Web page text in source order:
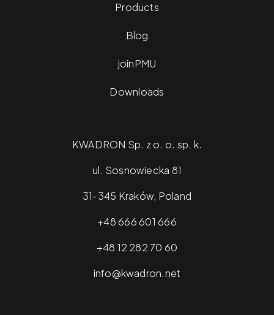
Products
Blog
joinPMU
Downloads
KWADRON Sp. z o. o. sp. k.
ul. Sosnowiecka 81
31-345 Kraków, Poland
+48 666 601 666
+48 12 282 70 60
info@kwadron.net